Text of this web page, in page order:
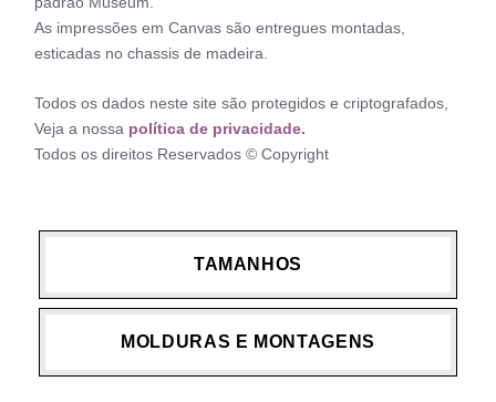
As impressões em Canvas são entregues montadas,
esticadas no chassis de madeira.
Todos os dados neste site são protegidos e criptografados,
Veja a nossa política de privacidade.
Todos os direitos Reservados © Copyright
TAMANHOS
MOLDURAS E MONTAGENS